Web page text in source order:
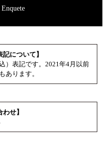
Enquete
記について】
）表記です。2021年4月以前
あります。
わせ】